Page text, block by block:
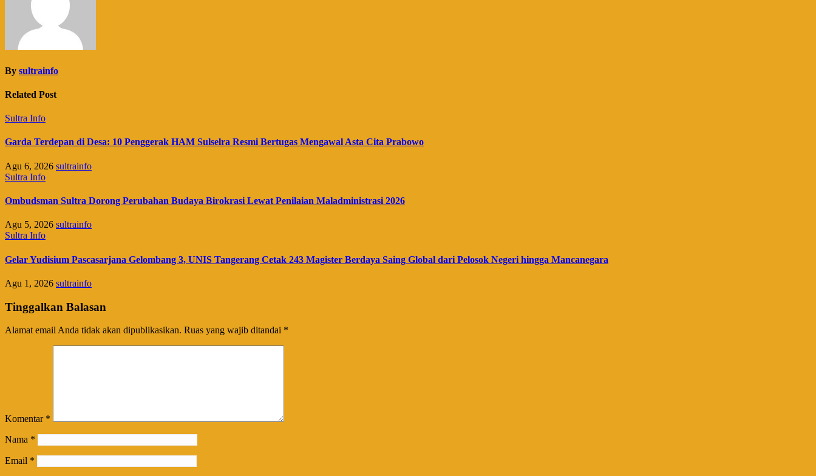
By sultrainfo
Related Post
Sultra Info
Garda Terdepan di Desa: 10 Penggerak HAM Sulselra Resmi Bertugas Mengawal Asta Cita Prabowo
Agu 6, 2026 sultrainfo
Sultra Info
Ombudsman Sultra Dorong Perubahan Budaya Birokrasi Lewat Penilaian Maladministrasi 2026
Agu 5, 2026 sultrainfo
Sultra Info
Gelar Yudisium Pascasarjana Gelombang 3, UNIS Tangerang Cetak 243 Magister Berdaya Saing Global dari Pelosok Negeri hingga Mancanegara
Agu 1, 2026 sultrainfo
Tinggalkan Balasan
Alamat email Anda tidak akan dipublikasikan. Ruas yang wajib ditandai *
Komentar *
Nama *
Email *